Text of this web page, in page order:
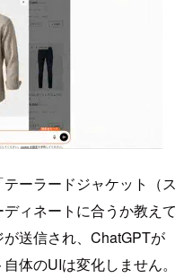
ーラードジャケット（ス
ィネートに合うか教えて
送信され、ChatGPTが
体のUIは変化しません。